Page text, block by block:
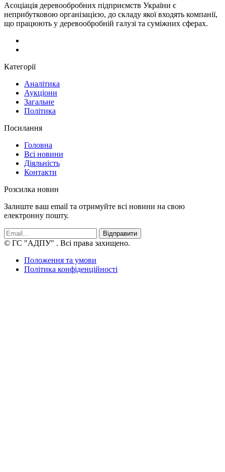
Асоціація деревообробних підприємств України є
неприбутковою організацією, до складу якої входять компанії,
що працюють у деревообробній галузі та суміжних сферах.
Категорії
Аналітика
Аукціони
Загальне
Політика
Посилання
Головна
Всі новини
Діяльність
Контакти
Розсилка новин
Залиште ваш email та отримуйте всі новини на свою
електронну пошту.
Відправити
© ГС "АДПУ" . Всі права захищено.
Положення та умови
Політика конфіденційності